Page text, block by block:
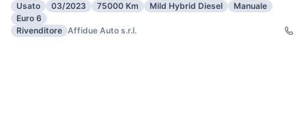
Usato
03/2023 75000 Km Mild Hybrid Diesel
Manuale
Euro 6
Rivenditore Affidue Auto s.r.l.